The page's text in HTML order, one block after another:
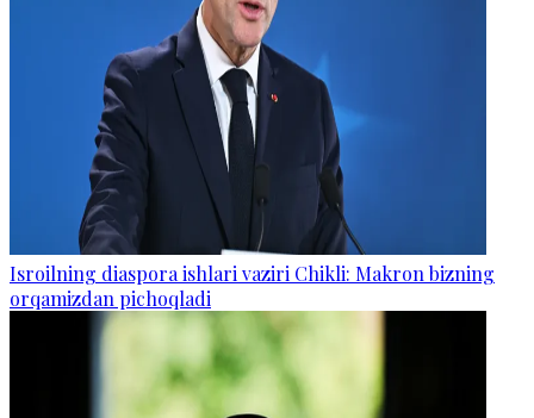
Isroilning diaspora ishlari vaziri Chikli: Makron bizning
orqamizdan pichoqladi